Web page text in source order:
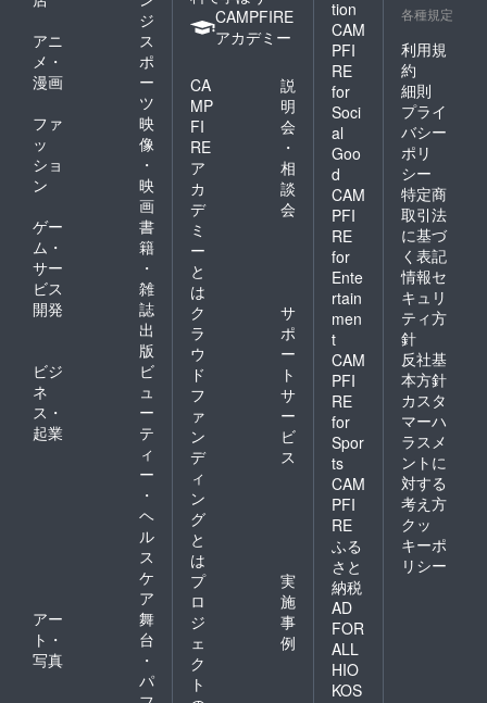
ジ
アニ
メ・
漫画
ス
ポ
ー
ツ
ファ
ッ
ショ
ン
映
像
・
映
画
ゲー
ム・
サー
ビス
開発
書
籍
・
雑
誌
出
版
ビジ
ネ
ス・
起業
ビ
ュ
ー
テ
ィ
ー
・
ヘ
ル
ス
ケ
ア
アー
ト・
写真
舞
台
・
パ
CAMPFIRE
アカデミー
CA
MP
FI
RE
ア
カ
デ
ミ
ー
と
は
説
明
会
・
相
談
会
ク
ラ
ウ
ド
フ
ァ
ン
デ
ィ
ン
グ
と
は
サ
ポ
ー
ト
サ
ー
ビ
ス
プ
ロ
ジ
ェ
ク
ト
実
施
事
例
tion
CAM
PFI
RE
for
Soci
al
Goo
d
CAM
PFI
RE
for
Ente
rtain
men
t
CAM
PFI
RE
for
Spor
ts
CAM
PFI
RE
ふる
さと
納税
AD
FOR
ALL
HIO
KOS
各種規定
利用規
約
細則
プライ
バシー
ポリ
シー
特定商
取引法
に基づ
く表記
情報セ
キュリ
ティ方
針
反社基
本方針
カスタ
マーハ
ラスメ
ントに
対する
考え方
クッ
キーポ
リシー